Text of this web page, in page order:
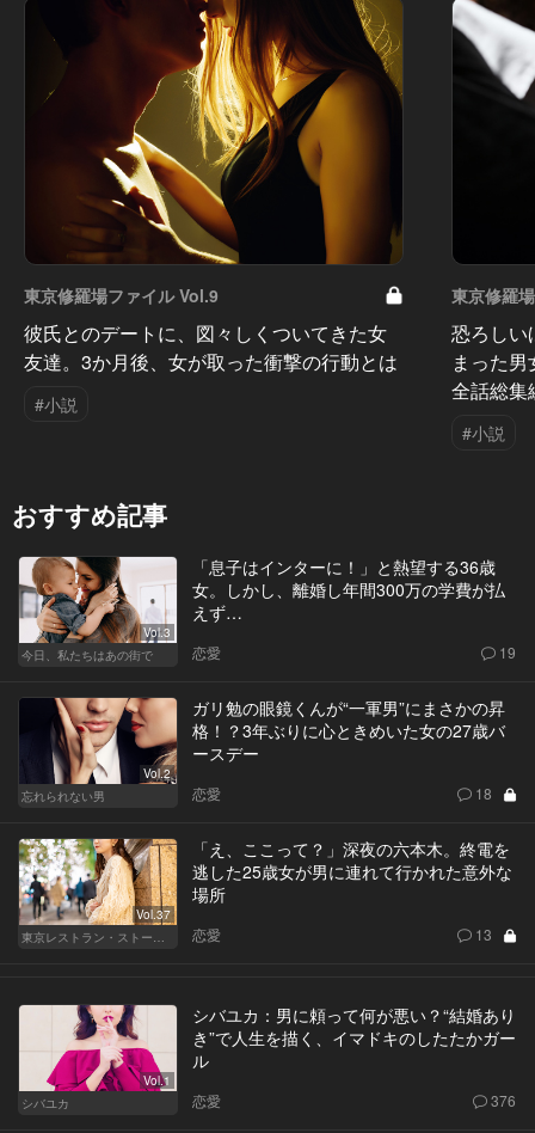
東京修羅場ファイル Vol.9
彼氏とのデートに、図々しくついてきた女
友達。3か月後、女が取った衝撃の行動とは
#小説
東京修羅
恐ろしい
まった
全話総集
#小説
おすすめ記事
Vol.3
今日、私たちはあの街で
「息子はインターに！」と熱望する36歳
女。しかし、離婚し年間300万の学費が払
えず…
恋愛 19
Vol.2
忘れられない男
ガリ勉の眼鏡くんが“一軍男”にまさかの昇
格！？3年ぶりに心ときめいた女の27歳バ
ースデー
恋愛 18
Vol.37
東京レストラン・ストーリー
「え、ここって？」深夜の六本木。終電を
逃した25歳女が男に連れて行かれた意外な
場所
恋愛 13
Vol.1
シバユカ
シバユカ：男に頼って何が悪い？“結婚あり
き”で人生を描く、イマドキのしたたかガー
ル
恋愛 376